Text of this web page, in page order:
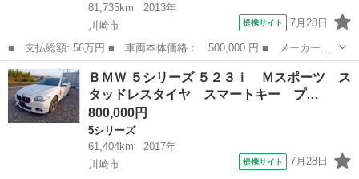
81,735km
2013年
川崎市
提携サイト 7月28日
■ 支払総額: 56万円 ■ 車両本体価格： 500,000 円 ■ メーカー
名： ＢＭＷ ■ 車種名： ３シリーズ ■ グレード名： ３２０
ｄ ディーゼルターボ オートスタートストップ ＤＳＣ スマート
キー 電動シート ...
神奈川 川崎市
ＢＭＷ ５シリーズ ５２３ｉ Ｍスポーツ ス
タッドレスタイヤ スマートキー プ…
800,000円
5シリーズ
61,404km
2017年
川崎市
提携サイト 7月28日